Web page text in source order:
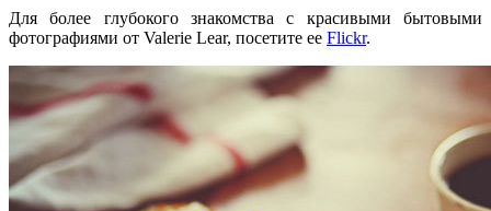
Для более глубокого знакомства с красивыми бытовыми
фотографиями от Valerie Lear, посетите ее Flickr.